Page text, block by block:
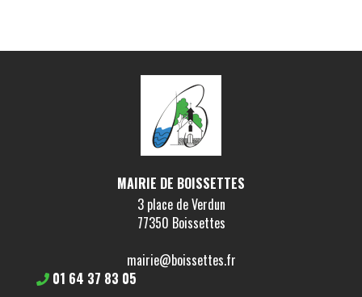
MAIRIE DE BOISSETTES
3 place de Verdun
77350 Boissettes
mairie@boissettes.fr
01 64 37 83 05